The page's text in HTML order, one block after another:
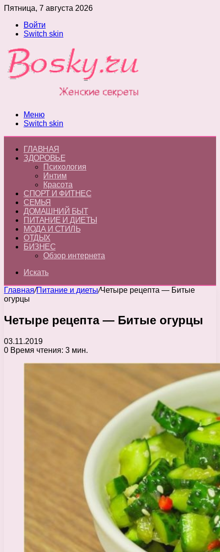
Пятница, 7 августа 2026
Войти
Switch skin
Меню
Switch skin
ГЛАВНАЯ
ЗДОРОВЬЕ
Психология
Интим
Красота
СПОРТ И ФИТНЕС
СЕМЬЯ
ДОМАШНИЙ БЫТ
ПИТАНИЕ И ДИЕТЫ
МОДА И СТИЛЬ
ОТДЫХ
БИЗНЕС
Обзор интернета
Искать
Главная/Питание и диеты/Четыре рецепта — Битые
огурцы
Четыре рецепта — Битые огурцы
03.11.2019
0 Время чтения: 3 мин.